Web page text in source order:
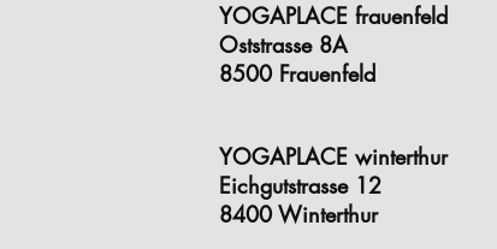
YOGAPLACE frauenfeld
Oststrasse 8A
8500 Frauenfeld
YOGAPLACE winterthur
Eichgutstrasse 12
8400 Winterthur